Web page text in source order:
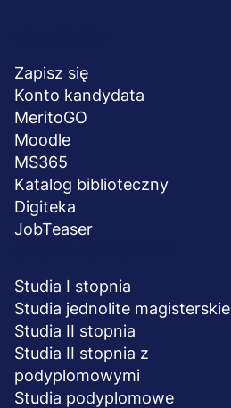
stopka
Zapisz się
Konto kandydata
MeritoGO
Moodle
MS365
Katalog biblioteczny
Digiteka
JobTeaser
Studia I stopnia
Studia jednolite magisterskie
Studia II stopnia
Studia II stopnia z
podyplomowymi
Studia podyplomowe